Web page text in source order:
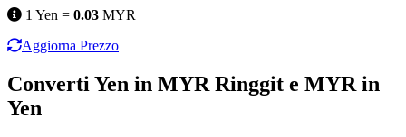
1 Yen = 0.03 MYR
Aggiorna Prezzo
Converti Yen in MYR Ringgit e MYR in
Yen